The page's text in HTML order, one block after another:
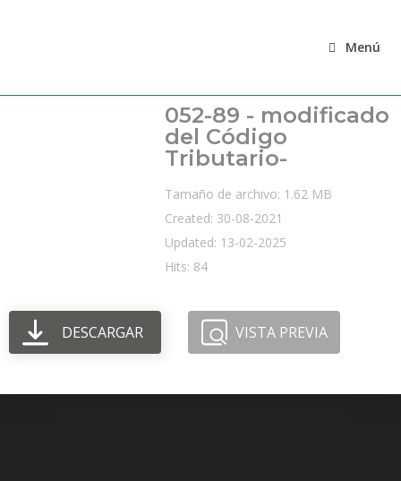
Menú
052-89 - modificado
del Código
Tributario-
Tamaño de archivo: 1.62 MB
Created: 30-08-2021
Updated: 13-02-2025
Hits: 84
DESCARGAR VISTA PREVIA